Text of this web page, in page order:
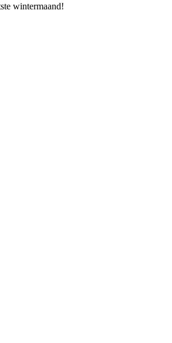
wintermaand!